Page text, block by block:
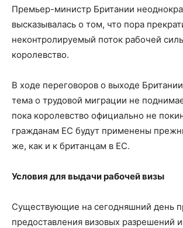
Премьер-министр Британии
высказывалась о том, что пора
неконтролируемый поток рабочей
королевство.
В ходе переговоров о выходе
тема о трудовой миграции не
пока королевство официально не
гражданам ЕС будут применены
же, как и к британцам в ЕС.
Условия для выдачи рабочей визы
Существующие на сегодняшний день
предоставления визовых разрешений